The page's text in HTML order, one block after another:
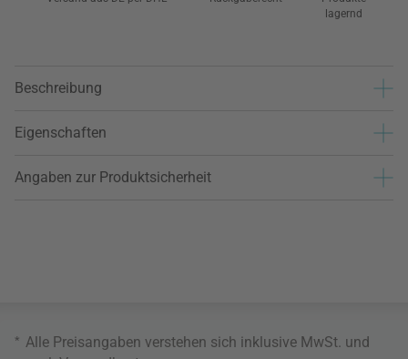
lagernd
Beschreibung
Eigenschaften
Angaben zur Produktsicherheit
* Alle Preisangaben verstehen sich inklusive MwSt. und